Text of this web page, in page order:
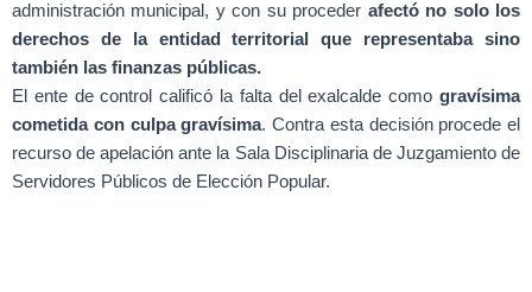
administración municipal, y con su proceder afectó no solo los
derechos de la entidad territorial que representaba sino
también las finanzas públicas.
El ente de control calificó la falta del exalcalde como gravísima
cometida con culpa gravísima. Contra esta decisión procede el
recurso de apelación ante la Sala Disciplinaria de Juzgamiento de
Servidores Públicos de Elección Popular.